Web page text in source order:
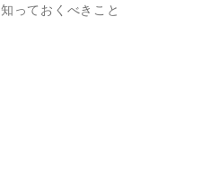
知っておくべきこと